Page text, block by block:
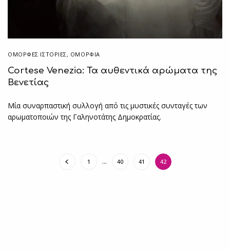
ΌΜΟΡΦΕΣ ΙΣΤΟΡΊΕΣ, ΟΜΟΡΦΙΑ
Cortese Venezia: Τα αυθεντικά αρώματα της
Βενετίας
Μία συναρπαστική συλλογή από τις μυστικές συνταγές των
αρωματοποιών της Γαληνοτάτης Δημοκρατίας.
1 … 40 41 42